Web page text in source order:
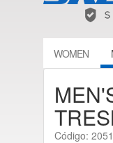
WOMEN
Código: